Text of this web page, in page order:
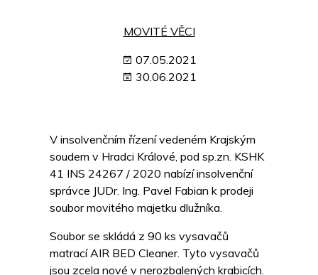
MOVITÉ VĚCI
07.05.2021
30.06.2021
V insolvenčním řízení vedeném Krajským
soudem v Hradci Králové, pod sp.zn. KSHK
41 INS 24267 / 2020 nabízí insolvenční
správce JUDr. Ing. Pavel Fabian k prodeji
soubor movitého majetku dlužníka.
Soubor se skládá z 90 ks vysavačů
matrací AIR BED Cleaner. Tyto vysavačů
jsou zcela nové v nerozbalených krabicích.